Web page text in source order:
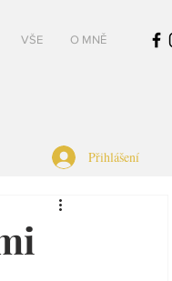
VŠE O MNĚ
Přihlášení